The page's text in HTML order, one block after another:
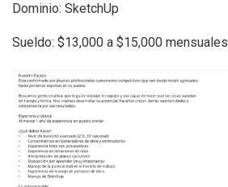
Dominio: SketchUp
Sueldo: $13,000 a $15,000 mensuales